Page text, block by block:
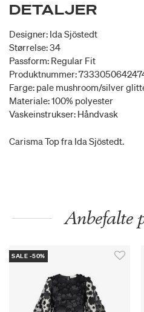
DETALJER
Designer: Ida Sjöstedt
Størrelse: 34
Passform: Regular Fit
Produktnummer:
Farge: pale mushroom/silver
Materiale: 100% polyester
Vaskeinstrukser: Håndvask
Carisma Top fra Ida Sjöstedt.
Anbefalte
SALE -50%